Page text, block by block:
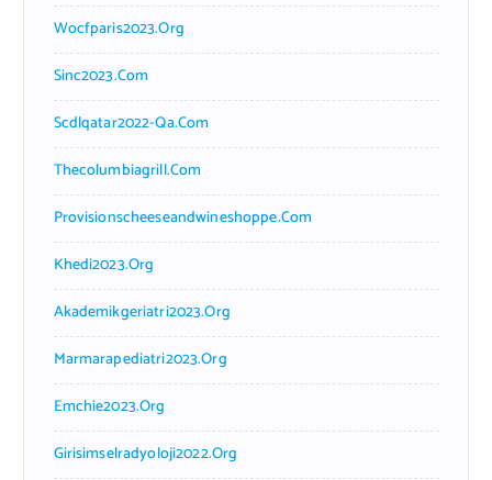
Wocfparis2023.org
Sinc2023.com
Scdlqatar2022-Qa.com
Thecolumbiagrill.com
Provisionscheeseandwineshoppe.com
Khedi2023.org
Akademikgeriatri2023.org
Marmarapediatri2023.org
Emchie2023.org
Girisimselradyoloji2022.org